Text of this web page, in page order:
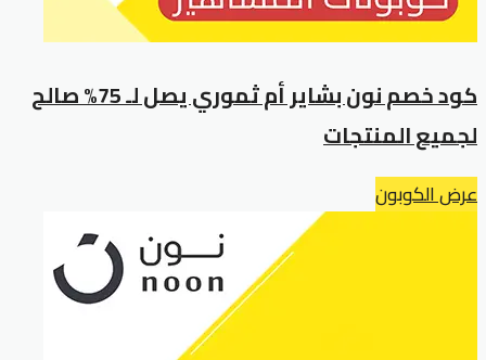
كود خصم نون بشاير أم ثموري يصل لـ 75% صالح
لجميع المنتجات
عرض الكوبون